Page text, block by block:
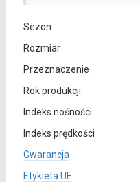
Sezon
Rozmiar
Przeznaczenie
Rok produkcji
Indeks nośności
Indeks prędkości
Gwarancja
Etykieta UE